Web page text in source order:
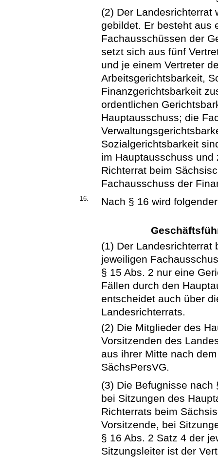
(2) Der Landesrichterrat
gebildet. Er besteht aus
Fachausschüssen der
setzt sich aus fünf
und je einem Vertreter
Arbeitsgerichtsbarkeit,
Finanzgerichtsbarkeit
ordentlichen
Hauptausschuss; die
Sozialgerichtsbarkeit
im Hauptausschuss und
Richterrat beim
Fachausschuss der
16. Nach § 16 wird
(1) Der Landesrichterrat
jeweiligen
§ 15 Abs. 2 nur eine
Fällen durch den
entscheidet auch über
Landesrichterrats.
(2) Die Mitglieder des
Vorsitzenden des
aus ihrer Mitte nach
SächsPersVG.
(3) Die Befugnisse nach
bei Sitzungen des
Richterrats beim
Vorsitzende, bei
§ 16 Abs. 2 Satz 4 der
Sitzungsleiter ist der